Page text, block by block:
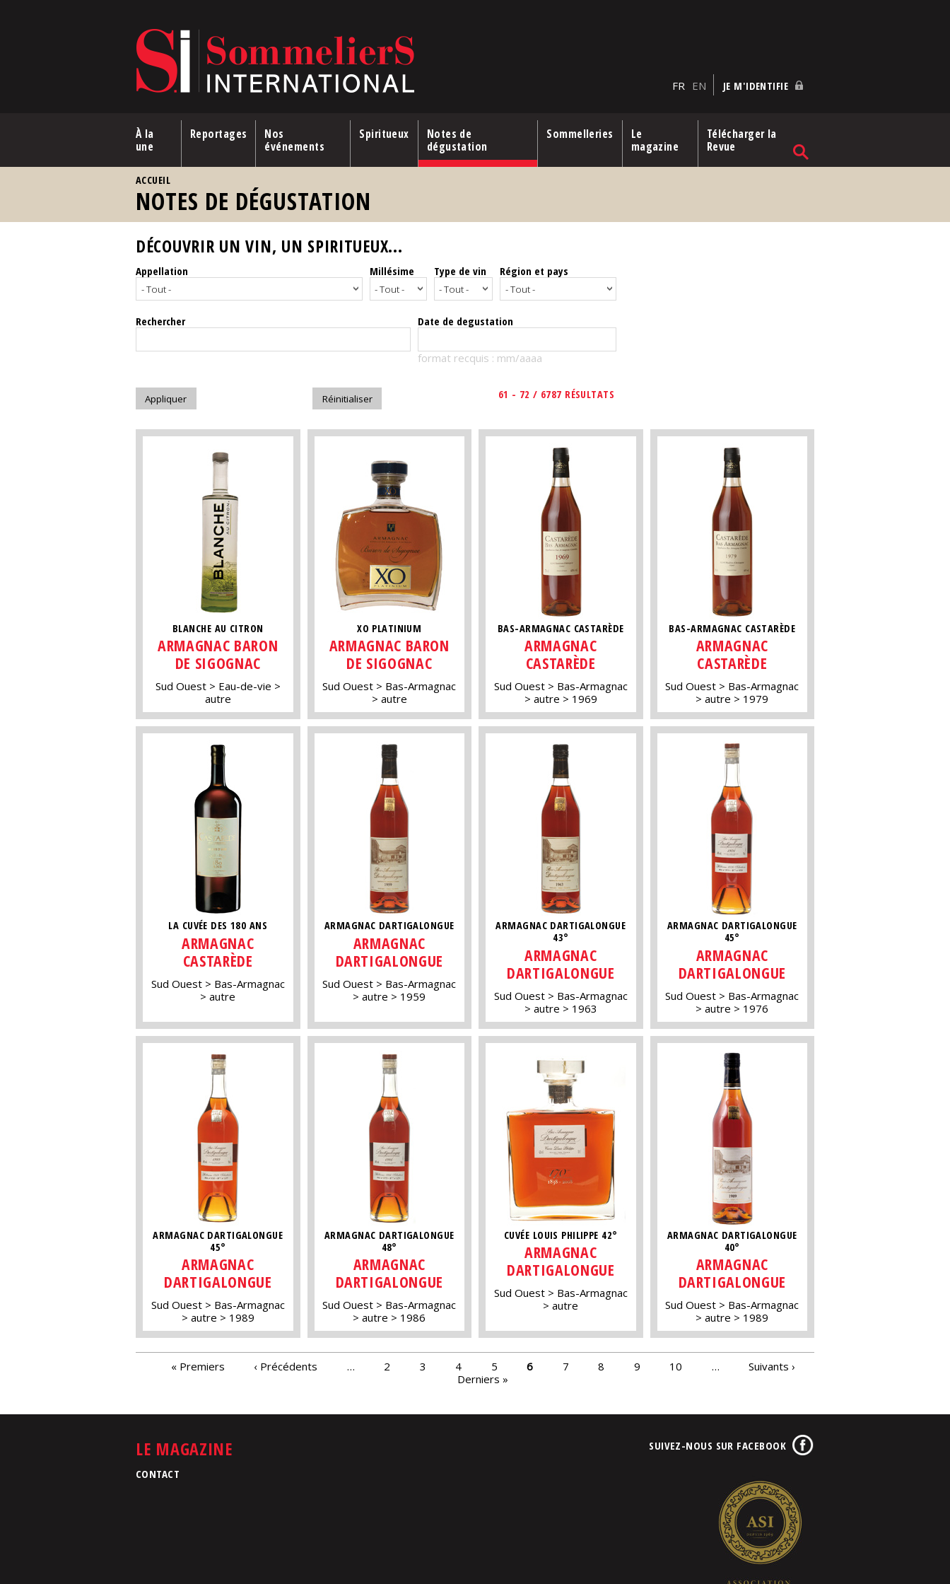
FR EN JE M'IDENTIFIE
À la
une
Reportages
Nos
événements
Spiritueux
Notes de
dégustation
Sommelleries
Le
magazine
Télécharger la
Revue
ACCUEIL
NOTES DE DÉGUSTATION
DÉCOUVRIR UN VIN, UN SPIRITUEUX...
Appellation Millésime Type de vin Région et pays
Rechercher Date de degustation
format recquis : mm/aaaa
61 - 72 / 6787 RÉSULTATS
BLANCHE AU CITRON
ARMAGNAC BARON
DE SIGOGNAC
Sud Ouest
Eau-de-vie
autre
XO PLATINIUM
ARMAGNAC BARON
DE SIGOGNAC
Sud Ouest
Bas-Armagnac
autre
BAS-ARMAGNAC CASTARÈDE
ARMAGNAC
CASTARÈDE
Sud Ouest
Bas-Armagnac
autre
1969
BAS-ARMAGNAC CASTARÈDE
ARMAGNAC
CASTARÈDE
Sud Ouest
Bas-Armagnac
autre
1979
LA CUVÉE DES 180 ANS
ARMAGNAC
CASTARÈDE
Sud Ouest
Bas-Armagnac
autre
ARMAGNAC DARTIGALONGUE
ARMAGNAC
DARTIGALONGUE
Sud Ouest
Bas-Armagnac
autre
1959
ARMAGNAC DARTIGALONGUE
43°
ARMAGNAC
DARTIGALONGUE
Sud Ouest
Bas-Armagnac
autre
1963
ARMAGNAC DARTIGALONGUE
45°
ARMAGNAC
DARTIGALONGUE
Sud Ouest
Bas-Armagnac
autre
1976
ARMAGNAC DARTIGALONGUE
45°
ARMAGNAC
DARTIGALONGUE
Sud Ouest
Bas-Armagnac
autre
1989
ARMAGNAC DARTIGALONGUE
48°
ARMAGNAC
DARTIGALONGUE
Sud Ouest
Bas-Armagnac
autre
1986
CUVÉE LOUIS PHILIPPE 42°
ARMAGNAC
DARTIGALONGUE
Sud Ouest
Bas-Armagnac
autre
ARMAGNAC DARTIGALONGUE
40°
ARMAGNAC
DARTIGALONGUE
Sud Ouest
Bas-Armagnac
autre
1989
PAGES« Premiers ‹ Précédents … 2 3 4 5 6 7 8 9 10 …
Suivants ›
Derniers »
LE MAGAZINE
CONTACT
SUIVEZ-NOUS SUR FACEBOOK